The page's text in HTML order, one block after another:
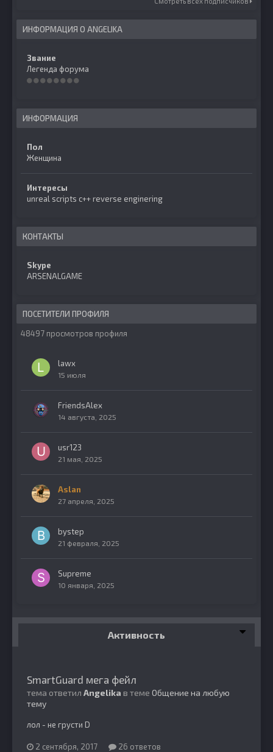
ИНФОРМАЦИЯ О ANGELIKA
Звание
Легенда форума
ИНФОРМАЦИЯ
Пол
Женщина
Интересы
unreal scripts c++ reverse enginering
КОНТАКТЫ
Skype
ARSENALGAME
ПОСЕТИТЕЛИ ПРОФИЛЯ
48497 просмотров профиля
lawx
15 июля
FriendsAlex
14 августа, 2025
usr123
21 мая, 2025
Aslan
27 апреля, 2025
bystep
21 февраля, 2025
Supreme
10 января, 2025
Активность
SmartGuard мега фейл
тема ответил Angelika в теме Общение на любую
тему
лол - не грусти D
2 сентября, 2017 26 ответов